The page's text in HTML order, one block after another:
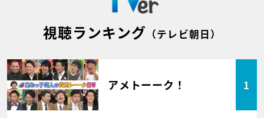
視聴ランキング （テレビ朝日）
アメトーーク！ 1